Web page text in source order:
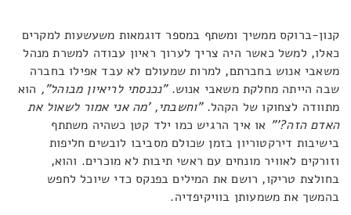
קנון-ברוקס ממשיך ומשתף במספר דוגמאות משעשעות למקרים
כאלו, למשל כאשר היה צריך לערוך ראיון עבודה למשרת מנהל
משאבי אנוש בחברתם, למרות שמעולם לא עבד אפילו בחברה
שבה הייתה מחלקת משאבי אנוש."נכנסתי לריאיון מבוהל", הוא
מתוודה לצחוקו של הקהל. "וחשבתי, 'מה אני אמור לשאול את
האדם הזה?'" או איך הרגיש כמו ילד קטן כשהיה משתתף
בישיבות דירקטוריון בזמן שכולם מסביבו לובשים חליפות
וזורקים לאוויר מונחים עם ראשי תיבות לא מוכרים. והוא,
בחולצת טריקו, רושם את המילים בפנקס כדי שיוכל לחפש
בהמשך את משמעותן בוויקיפדיה.